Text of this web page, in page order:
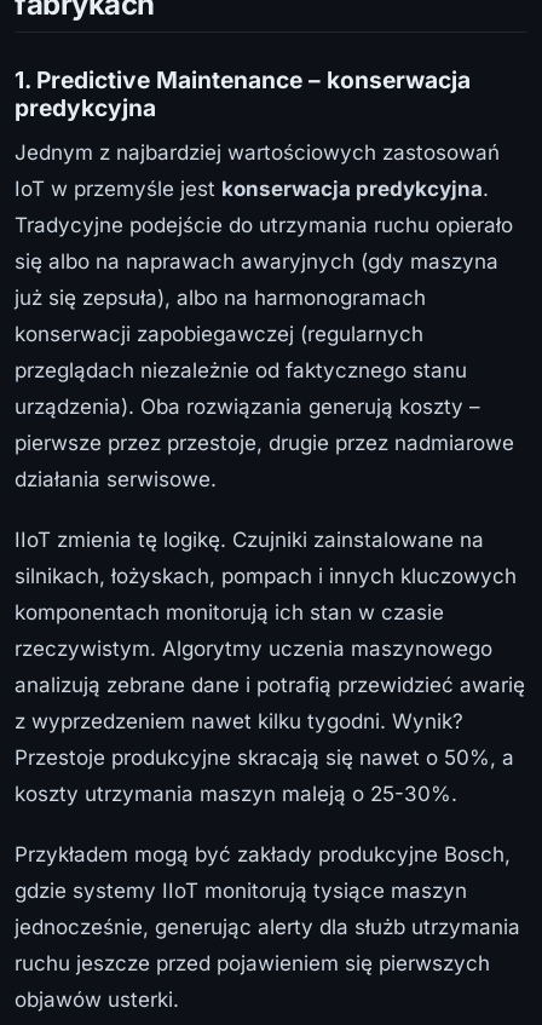
1. Predictive Maintenance – konserwacja
predykcyjna
Jednym z najbardziej wartościowych zastosowań
IoT w przemyśle jest konserwacja predykcyjna.
Tradycyjne podejście do utrzymania ruchu opierało
się albo na naprawach awaryjnych (gdy maszyna
już się zepsuła), albo na harmonogramach
konserwacji zapobiegawczej (regularnych
przeglądach niezależnie od faktycznego stanu
urządzenia). Oba rozwiązania generują koszty –
pierwsze przez przestoje, drugie przez nadmiarowe
działania serwisowe.
IIoT zmienia tę logikę. Czujniki zainstalowane na
silnikach, łożyskach, pompach i innych kluczowych
komponentach monitorują ich stan w czasie
rzeczywistym. Algorytmy uczenia maszynowego
analizują zebrane dane i potrafią przewidzieć awarię
z wyprzedzeniem nawet kilku tygodni. Wynik?
Przestoje produkcyjne skracają się nawet o 50%, a
koszty utrzymania maszyn maleją o 25-30%.
Przykładem mogą być zakłady produkcyjne Bosch,
gdzie systemy IIoT monitorują tysiące maszyn
jednocześnie, generując alerty dla służb utrzymania
ruchu jeszcze przed pojawieniem się pierwszych
objawów usterki.